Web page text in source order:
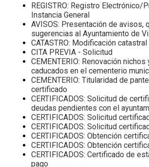
REGISTRO: Registro Electrónico/
Instancia General
AVISOS: Presentación de avisos,
sugerencias al Ayuntamiento de
CATASTRO: Modificación catastral
CITA PREVIA - Solicitud
CEMENTERIO: Renovación
caducados en el cementerio
CEMENTERIO: Titularidad de
certificado
CERTIFICADOS: Solicitud de
deudas pendientes con el
CERTIFICADOS: Solicitud
CERTIFICADOS: Solicitud
CERTIFICADOS: Obtención
CERTIFICADOS: Obtención
CERTIFICADOS: Certificado de
pago